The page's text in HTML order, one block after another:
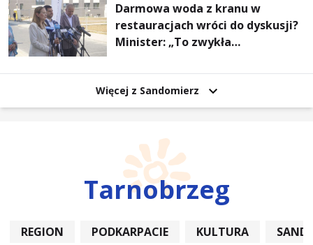
Darmowa woda z kranu w
restauracjach wróci do dyskusji?
Minister: „To zwykła
Więcej z Sandomierz
Tarnobrzeg
REGION PODKARPACIE KULTURA